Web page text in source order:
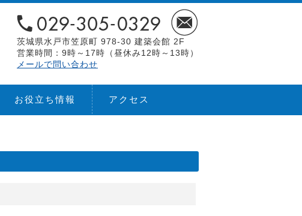
茨城県水戸市笠原町 978-30 建築会館 2F
営業時間：9時～17時（昼休み12時～13時）
メールで問い合わせ
お役立ち情報 アクセス